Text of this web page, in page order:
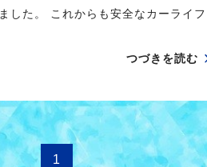
した。 これからも安全なカーライフ
つづきを読む
1